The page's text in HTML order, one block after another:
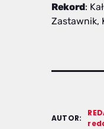
Rekord:
Zastawnik,
AUTOR: